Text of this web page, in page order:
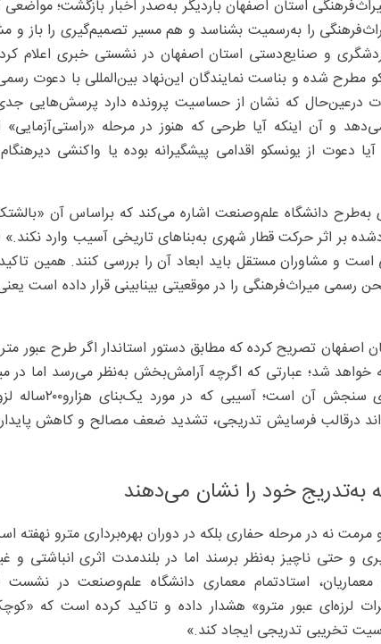
استان اصفهان باردیگر به‌صدر اخبار بازگشت؛
را به‌رسمیت بشناسد و هم مسیر تصمیم‌گیری را باز
گردشگری و صنایع‌دستی استان اصفهان در نشستی خبری اعلام
مطرح شده و بناست نمایندگان این‌نهاد بین‌المللی با دعوت رسمی
درعین‌حال که نشان از حساسیت پرونده دارد پرسش‌هایی
و آن اینکه آیا طرحی که هنوز در مرحله
از یونسکو اقدامی پیشگیرانه بوده یا واکنشی
به‌طرح دانشگاه علم‌وصنعت اشاره می‌کند که براساس آن
بر اثر حرکت قطار شهری به‌بناهای تاریخی آسیب وارد نکند.»
است و مشاوران مستقل باید ابعاد آن را بررسی کنند. همین
رسمی میراث‌فرهنگی را در موقعیتی بینابینی قرار داده است
اصفهان تصریح کرده که مطابق دستور استاندار اگر طرح عبور
شد؛ عبارتی که اگرچه آرامش‌بخش به‌نظر می‌رسد اما در
تعریف دقیق از «آسیب» و
درقالب فرسایش تدریجی، تشدید ضعف مصالح و کاهش
به‌تدریج خود را نشان می‌دهند
نه در مرحله حفاری بلکه در دوران بهره‌برداری مترو نهفته
و حتی ناچیز به‌نظر برسند اما در بلندمدت اثری انباشتی و
معماریان، استادتمام معماری دانشگاه علم‌وصنعت در
لرزه‌ای عبور مترو» هشدار داده و تاکید کرده است که
تخریبی تدریجی ایجاد کند.»